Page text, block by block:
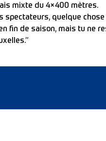
mixte du 4×400 mètres.
spectateurs, quelque
fin de saison, mais tu ne